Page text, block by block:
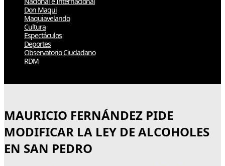
Don Maqui
Maquiavelando
Cultura
Espectáculos
Deportes
Observatorio Ciudadano
RDM
MAURICIO FERNÁNDEZ PIDE
MODIFICAR LA LEY DE ALCOHOLES
EN SAN PEDRO